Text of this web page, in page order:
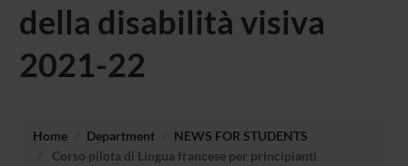
della disabilità visiva
2021-22
Home Department
NEWS FOR STUDENTS
Corso pilota di Lingua francese per principianti